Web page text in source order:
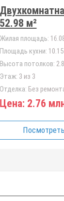
52.98 м²
Жилая площадь:
Площадь кухни:
Высота потолков:
Этаж: 3 из 3
Отделка: Без
Цена: 2.76